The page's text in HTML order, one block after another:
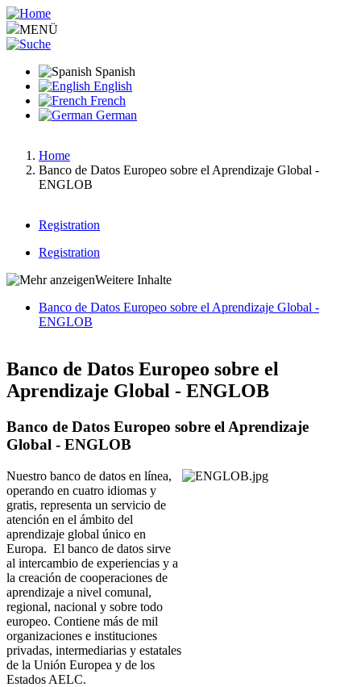
Pasar
al
contenido
MENÜ
Spanish
English
French
German
Ruta
navegación
Home
Banco de Datos Europeo sobre el Aprendizaje Global -
ENGLOB
Main
v2
Registration
Hauptnavigation
Registration
Weitere Inhalte
Hauptnavigation-
Banco de Datos Europeo sobre el Aprendizaje Global -
ENGLOB
Banco de Datos Europeo sobre el
Aprendizaje Global - ENGLOB
Banco de Datos Europeo sobre el Aprendizaje
Global - ENGLOB
Nuestro banco de datos en línea,
operando en cuatro idiomas y
gratis, representa un servicio de
atención en el ámbito del
aprendizaje global único en
Europa. El banco de datos sirve
al intercambio de experiencias y a
la creación de cooperaciones de
aprendizaje a nivel comunal,
regional, nacional y sobre todo
europeo. Contiene más de mil
organizaciones e instituciones
privadas, intermediarias y estatales
de la Unión Europea y de los
Estados AELC.